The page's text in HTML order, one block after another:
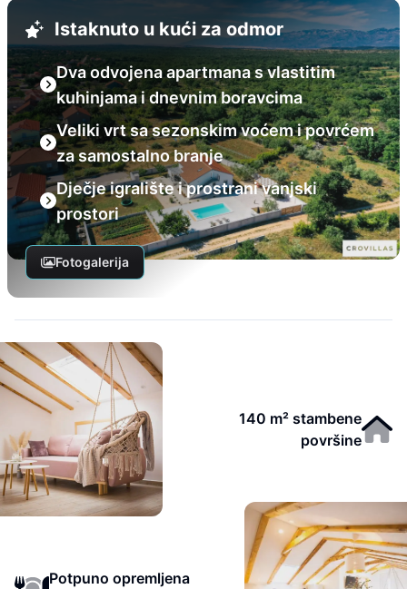
Istaknuto u kući za odmor
Dva odvojena apartmana s vlastitim
kuhinjama i dnevnim boravcima
Veliki vrt sa sezonskim voćem i povrćem
za samostalno branje
Dječje igralište i prostrani vanjski
prostori
Fotogalerija
140 m² stambene
površine
Potpuno opremljena